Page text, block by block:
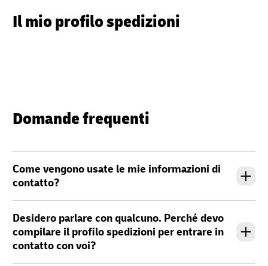
Il mio profilo spedizioni
Domande frequenti
Come vengono usate le mie informazioni di
contatto?
Desidero parlare con qualcuno. Perché devo
compilare il profilo spedizioni per entrare in
contatto con voi?